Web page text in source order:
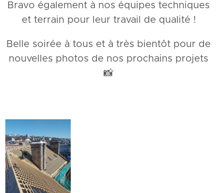
Bravo également à nos équipes techniques
et terrain pour leur travail de qualité !
Belle soirée à tous et à très bientôt pour de
nouvelles photos de nos prochains projets
📸